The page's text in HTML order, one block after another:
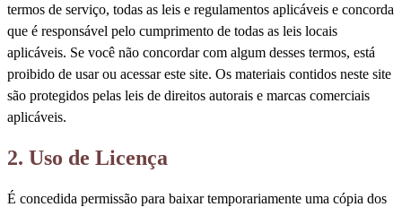
termos de serviço, todas as leis e regulamentos aplicáveis e concorda
que é responsável pelo cumprimento de todas as leis locais
aplicáveis. Se você não concordar com algum desses termos, está
proibido de usar ou acessar este site. Os materiais contidos neste site
são protegidos pelas leis de direitos autorais e marcas comerciais
aplicáveis.
2. Uso de Licença
É concedida permissão para baixar temporariamente uma cópia dos